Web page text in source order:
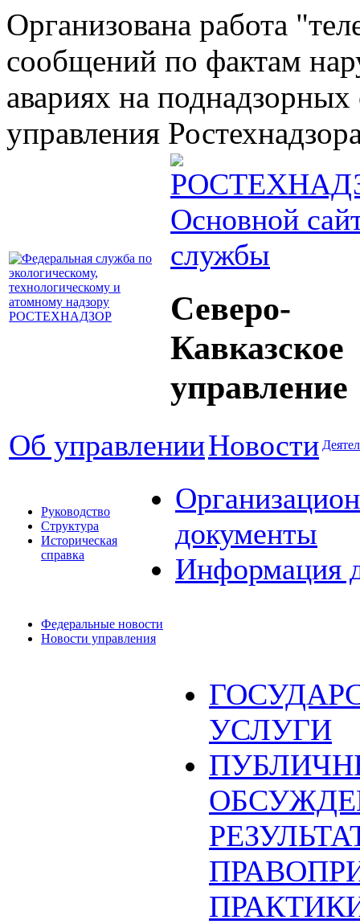
Организована работа
сообщений по фактам
авариях на поднадзорных
управления
Основной
службы
Северо-
Кавказское
управление
Об управленииНовости
Руководство
Структура
Историческая
справка
документы
Информация
Федеральные новости
Новости управления
УСЛУГИ